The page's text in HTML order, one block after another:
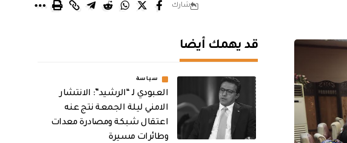
شارك
قد يهمك أيضا
سياسة
العبودي لـ “الرشيد”: الانتشار
الامني ليلة الجمعة نتج عنه
اعتقال شبكة ومصادرة معدات
وطائرات مسيرة